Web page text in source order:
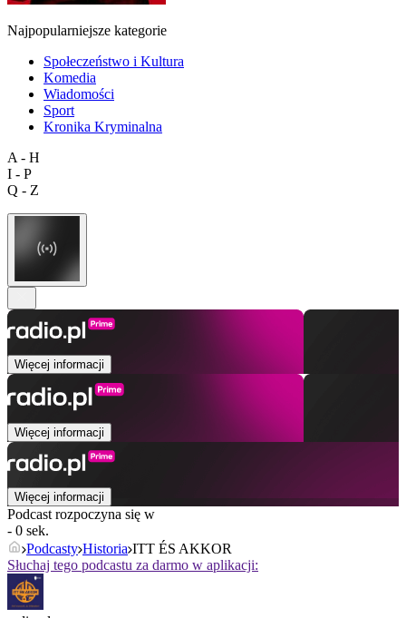
Najpopularniejsze kategorie
Społeczeństwo i Kultura
Komedia
Wiadomości
Sport
Kronika Kryminalna
A - H
I - P
Q - Z
Więcej informacji
Więcej informacji
Więcej informacji
Podcast rozpoczyna się w
- 0 sek.
Podcasty Historia ITT ÉS AKKOR
Słuchaj tego podcastu za darmo w aplikacji: